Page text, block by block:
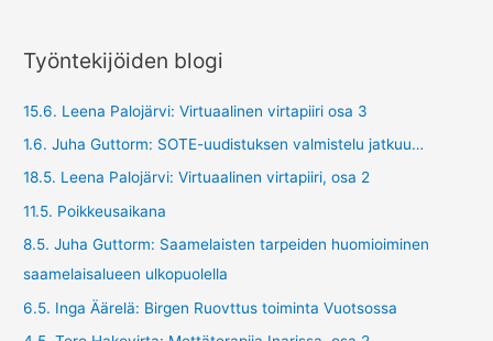
Työntekijöiden blogi
15.6. Leena Palojärvi: Virtuaalinen virtapiiri osa 3
1.6. Juha Guttorm: SOTE-uudistuksen valmistelu jatkuu…
18.5. Leena Palojärvi: Virtuaalinen virtapiiri, osa 2
11.5. Poikkeusaikana
8.5. Juha Guttorm: Saamelaisten tarpeiden huomioiminen
saamelaisalueen ulkopuolella
6.5. Inga Äärelä: Birgen Ruovttus toiminta Vuotsossa